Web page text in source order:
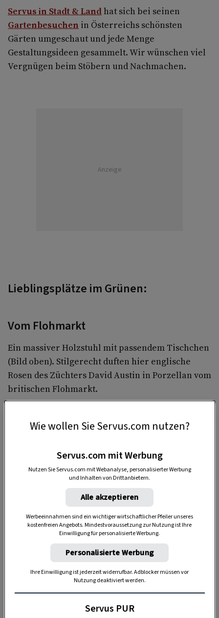
Servus in Stadt & Landhat sich bei seinen
Gartenbesuchen in Österreichs schönsten
Gärten umgeschaut und jede Menge
Gestaltungsideen gesammelt. Wir wünschen viel
Vergnügen beim Stöbern und Nachmachen.
Anzeige
Lieblingsplätze im Grünen:
Vom Flohmarkt
Ein massiver Holzstuhl mit passendem Tischchen
(Bild oben). Stilgerecht duften hier englische
Rosen des Züchters David Austin in Porzellan vom
britischen Flohmarkt.
„Servus Garten“ auf WhatsApp
Nutzen Sie WhatsApp auf Ihrem Handy und lieben es, auf
dem Balkon, der Terrasse oder im Garten zu werkeln? In
unserem kostenlosen WhatsApp-Kanal finden Sie täglich
Wie wollen Sie Servus.com nutzen?
Servus.com mit Werbung
Nutzen Sie Servus.com mit Webanalyse, personalisierter Werbung
und Inhalten von Drittanbietern.
Alle akzeptieren
Werbeeinnahmen sind ein wichtiger wirtschaftlicher Pfeiler unseres
kostenfreien Angebots. Mindestvoraussetzung zur Nutzung ist Ihre
Einwilligung für personalisierte Werbung.
Personalisierte Werbung
Ihre Einwilligung ist jederzeit widerrufbar. Adblocker müssen vor
Nutzung deaktiviert werden.
Servus PUR